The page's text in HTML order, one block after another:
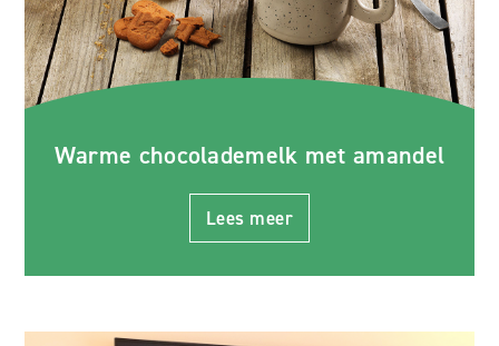
Warme chocolademelk met amandel
Lees meer